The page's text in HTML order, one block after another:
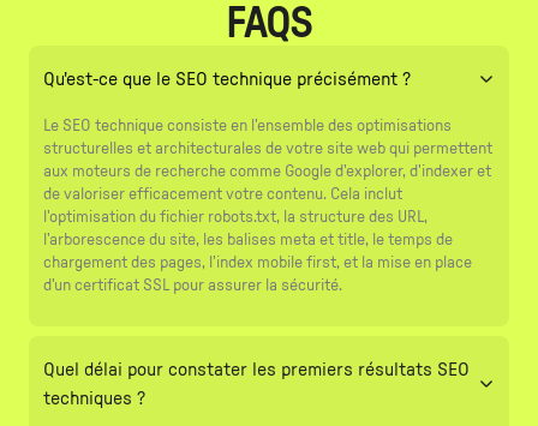
FAQS
Qu'est-ce que le SEO technique précisément ?
Le SEO technique consiste en l'ensemble des optimisations
structurelles et architecturales de votre site web qui permettent
aux moteurs de recherche comme Google d'explorer, d'indexer et
de valoriser efficacement votre contenu. Cela inclut
l'optimisation du fichier robots.txt, la structure des URL,
l'arborescence du site, les balises meta et title, le temps de
chargement des pages, l'index mobile first, et la mise en place
d'un certificat SSL pour assurer la sécurité.
Quel délai pour constater les premiers résultats SEO
techniques ?